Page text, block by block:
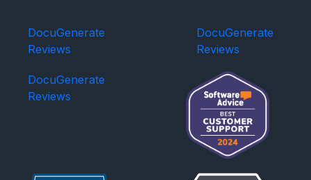
DocuGenerate
Reviews
DocuGenerate
Reviews
DocuGenerate
Reviews